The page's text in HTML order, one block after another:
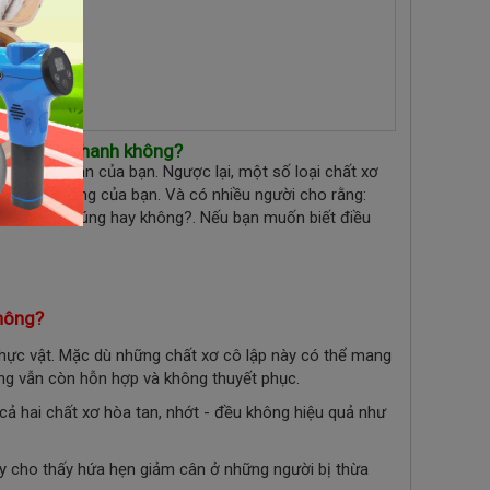
siêu nhanh không?
cho phân của bạn. Ngược lại, một số loại chất xơ
cân nặng của bạn. Và có nhiều người cho rằng:
có đúng hay không?. Nếu bạn muốn biết điều
vật. Mặc dù những chất xơ cô lập này có thể mang
vẫn còn hỗn hợp và không thuyết phục.
hai chất xơ hòa tan, nhớt - đều không hiệu quả như
cho thấy hứa hẹn giảm cân ở những người bị thừa